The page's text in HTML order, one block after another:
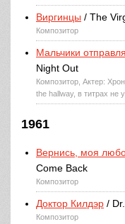
Виргинцы / The
Композитор
Мальчики
Night Out
Композитор, Актер:
the hallway, в титрах не
1961
Вернись, моя
Come Back
Композитор
Доктор Килдэр /
Композитор